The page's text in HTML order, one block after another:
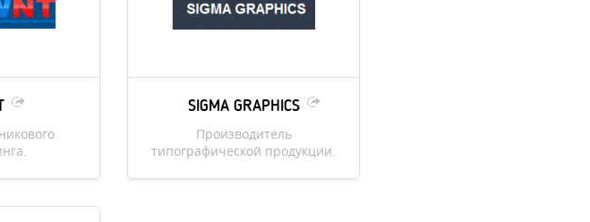
SIGMA GRAPHICS
Производитель
типографической продукции.